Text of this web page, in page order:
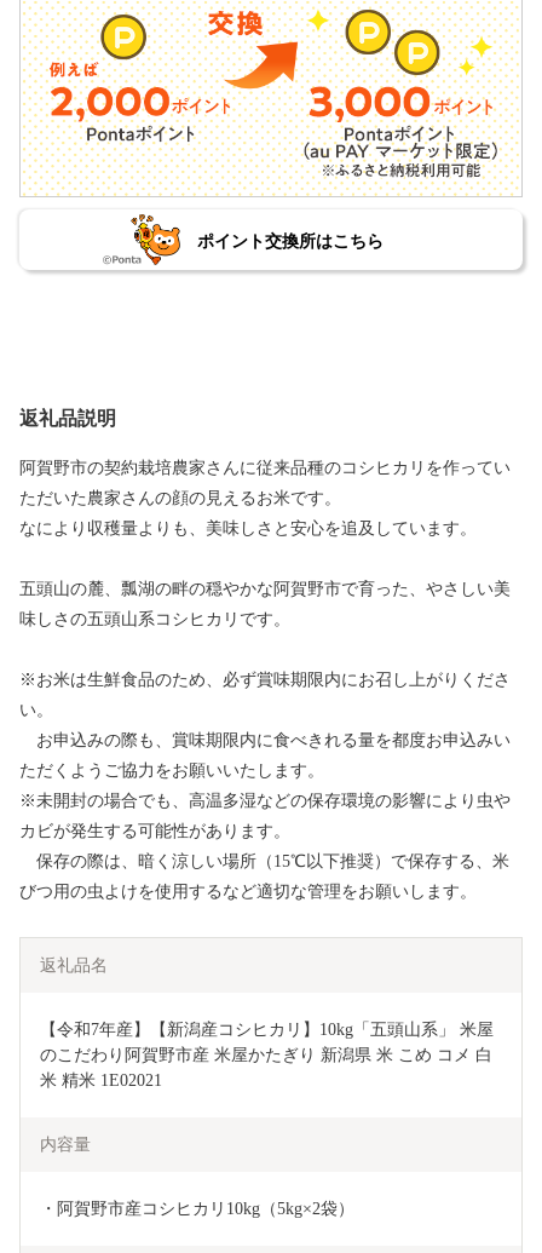
ポイント交換所はこちら
返礼品説明
阿賀野市の契約栽培農家さんに従来品種のコシヒカリを作ってい
ただいた農家さんの顔の見えるお米です。
なにより収穫量よりも、美味しさと安心を追及しています。
五頭山の麓、瓢湖の畔の穏やかな阿賀野市で育った、やさしい美
味しさの五頭山系コシヒカリです。
※お米は生鮮食品のため、必ず賞味期限内にお召し上がりくださ
い。
お申込みの際も、賞味期限内に食べきれる量を都度お申込みい
ただくようご協力をお願いいたします。
※未開封の場合でも、高温多湿などの保存環境の影響により虫や
カビが発生する可能性があります。
保存の際は、暗く涼しい場所（15℃以下推奨）で保存する、米
びつ用の虫よけを使用するなど適切な管理をお願いします。
返礼品名
【令和7年産】【新潟産コシヒカリ】10kg「五頭山系」 米屋
のこだわり阿賀野市産 米屋かたぎり 新潟県 米 こめ コメ 白
米 精米 1E02021
内容量
・阿賀野市産コシヒカリ10kg（5kg×2袋）